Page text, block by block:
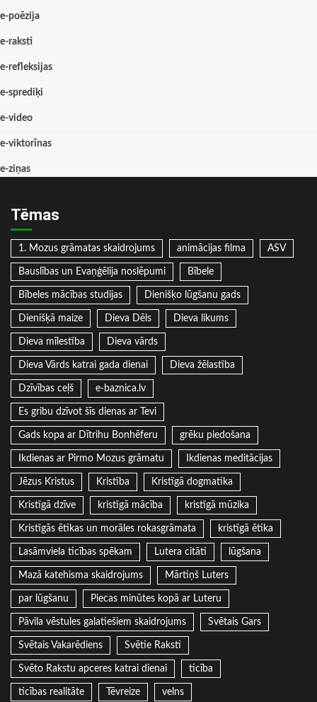
e-poēzija
e-raksti
e-refleksijas
e-sprediķi
e-video
e-viktorīnas
e-ziņas
Tēmas
1. Mozus grāmatas skaidrojums animācijas filma ASV
Bauslības un Evaņģēlija noslēpumi Bībele
Bībeles mācības studijas Dienišķo lūgšanu gads
Dienišķā maize Dieva Dēls Dieva likums
Dieva mīlestība Dieva vārds
Dieva Vārds katrai gada dienai Dieva žēlastība
Dzīvības ceļš e-baznica.lv
Es gribu dzīvot šīs dienas ar Tevi
Gads kopa ar Dītrihu Bonhēferu grēku piedošana
Ikdienas ar Pirmo Mozus grāmatu Ikdienas meditācijas
Jēzus Kristus Kristība Kristīgā dogmatika
Kristīgā dzīve kristīgā mācība kristīgā mūzika
Kristīgās ētikas un morāles rokasgrāmata kristīgā ētika
Lasāmviela ticības spēkam Lutera citāti lūgšana
Mazā katehisma skaidrojums Mārtiņš Luters
par lūgšanu Piecas minūtes kopā ar Luteru
Pāvila vēstules galatiešiem skaidrojums Svētais Gars
Svētais Vakarēdiens Svētie Raksti
Svēto Rakstu apceres katrai dienai ticība
ticības realitāte Tēvreize velns